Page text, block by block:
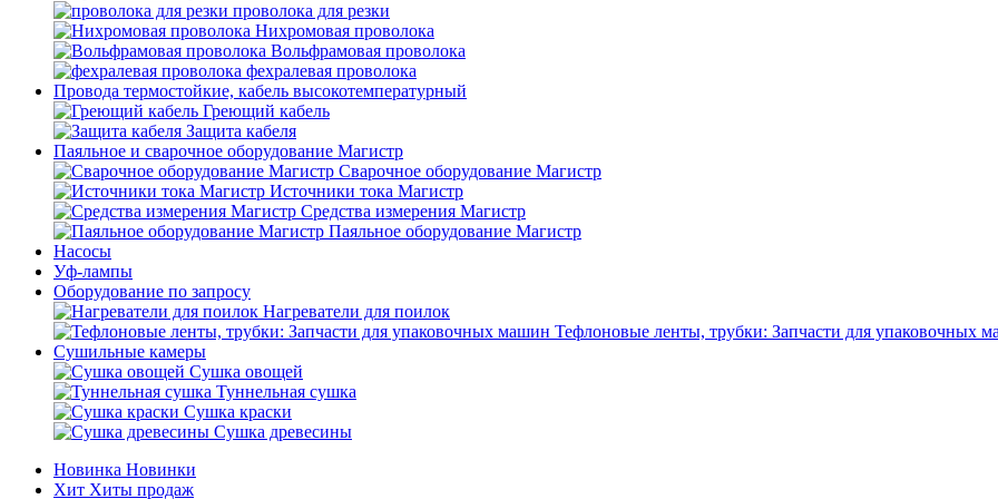
проволока для резки
Нихромовая проволока
Вольфрамовая проволока
фехралевая проволока
Провода термостойкие, кабель высокотемпературный
Греющий кабель
Защита кабеля
Паяльное и сварочное оборудование Магистр
Сварочное оборудование Магистр
Источники тока Магистр
Средства измерения Магистр
Паяльное оборудование Магистр
Насосы
Уф-лампы
Оборудование по запросу
Нагреватели для поилок
Тефлоновые ленты, трубки: Запчасти для упаковочных
Сушильные камеры
Сушка овощей
Туннельная сушка
Сушка краски
Сушка древесины
Новинка Новинки
Хит Хиты продаж